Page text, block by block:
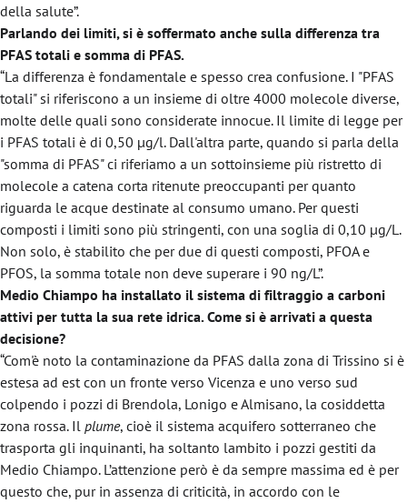
della salute”.
Parlando dei limiti, si è soffermato anche sulla differenza tra
PFAS totali e somma di PFAS.
“La differenza è fondamentale e spesso crea confusione. I "PFAS
totali" si riferiscono a un insieme di oltre 4000 molecole diverse,
molte delle quali sono considerate innocue. Il limite di legge per
i PFAS totali è di 0,50 µg/l. Dall'altra parte, quando si parla della
"somma di PFAS" ci riferiamo a un sottoinsieme più ristretto di
molecole a catena corta ritenute preoccupanti per quanto
riguarda le acque destinate al consumo umano. Per questi
composti i limiti sono più stringenti, con una soglia di 0,10 µg/L.
Non solo, è stabilito che per due di questi composti, PFOA e
PFOS, la somma totale non deve superare i 90 ng/L”.
Medio Chiampo ha installato il sistema di filtraggio a carboni
attivi per tutta la sua rete idrica. Come si è arrivati a questa
decisione?
“Com'è noto la contaminazione da PFAS dalla zona di Trissino si è
estesa ad est con un fronte verso Vicenza e uno verso sud
colpendo i pozzi di Brendola, Lonigo e Almisano, la cosiddetta
zona rossa. Il plume, cioè il sistema acquifero sotterraneo che
trasporta gli inquinanti, ha soltanto lambito i pozzi gestiti da
Medio Chiampo. L’attenzione però è da sempre massima ed è per
questo che, pur in assenza di criticità, in accordo con le